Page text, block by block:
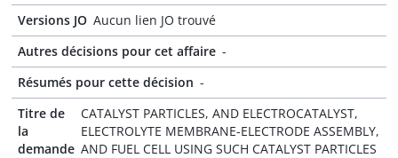
Versions JO Aucun lien JO trouvé
Autres décisions pour cet affaire -
Résumés pour cette décision -
Titre de
la
demande
CATALYST PARTICLES, AND ELECTROCATALYST,
ELECTROLYTE MEMBRANE-ELECTRODE ASSEMBLY,
AND FUEL CELL USING SUCH CATALYST PARTICLES